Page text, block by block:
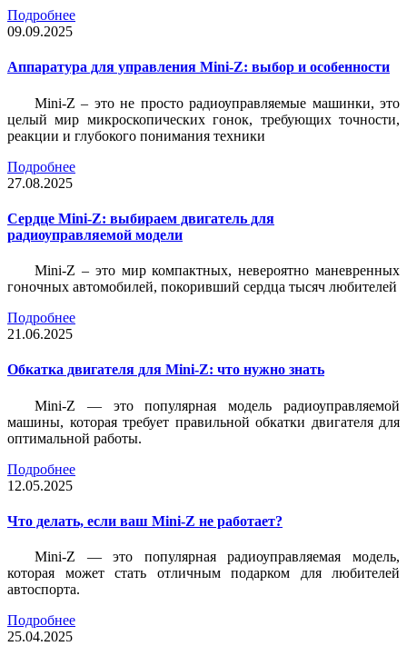
Подробнее
09.09.2025
Аппаратура для управления Mini-Z: выбор и особенности
Mini-Z – это не просто радиоуправляемые машинки, это
целый мир микроскопических гонок, требующих точности,
реакции и глубокого понимания техники
Подробнее
27.08.2025
Сердце Mini-Z: выбираем двигатель для
радиоуправляемой модели
Mini-Z – это мир компактных, невероятно маневренных
гоночных автомобилей, покоривший сердца тысяч любителей
Подробнее
21.06.2025
Обкатка двигателя для Mini-Z: что нужно знать
Mini-Z — это популярная модель радиоуправляемой
машины, которая требует правильной обкатки двигателя для
оптимальной работы.
Подробнее
12.05.2025
Что делать, если ваш Mini-Z не работает?
Mini-Z — это популярная радиоуправляемая модель,
которая может стать отличным подарком для любителей
автоспорта.
Подробнее
25.04.2025